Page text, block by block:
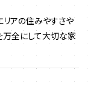
リアの住みやすさや
万全にして大切な家